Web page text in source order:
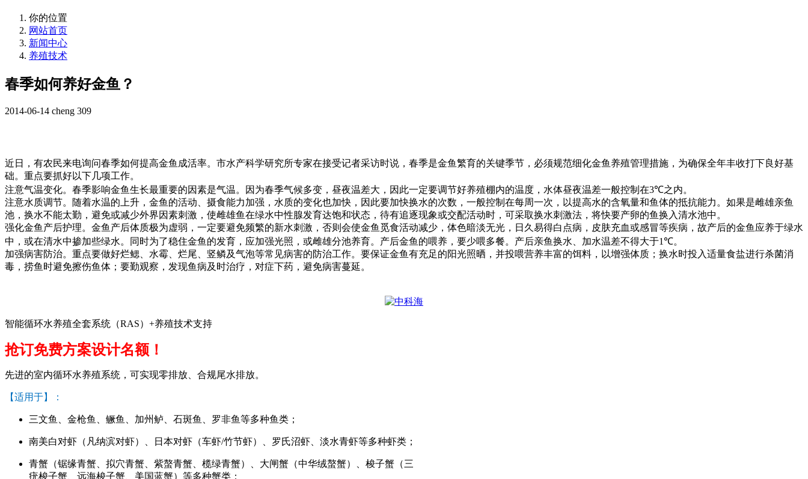
你的位置
网站首页
新闻中心
养殖技术
春季如何养好金鱼？
2014-06-14 cheng 309
近日，有农民来电询问春季如何提高金鱼成活率。市水产科学研究所专家在接受记者采访时说，春季是金鱼繁育的关键季节，必须规范细化金鱼养殖管理措施，为确保全年丰收打下良好基
础。重点要抓好以下几项工作。
注意气温变化。春季影响金鱼生长最重要的因素是气温。因为春季气候多变，昼夜温差大，因此一定要调节好养殖棚内的温度，水体昼夜温差一般控制在3℃之内。
注意水质调节。随着水温的上升，金鱼的活动、摄食能力加强，水质的变化也加快，因此要加快换水的次数，一般控制在每周一次，以提高水的含氧量和鱼体的抵抗能力。如果是雌雄亲鱼
池，换水不能太勤，避免或减少外界因素刺激，使雌雄鱼在绿水中性腺发育达饱和状态，待有追逐现象或交配活动时，可采取换水刺激法，将快要产卵的鱼换入清水池中。
强化金鱼产后护理。金鱼产后体质极为虚弱，一定要避免频繁的新水刺激，否则会使金鱼觅食活动减少，体色暗淡无光，日久易得白点病，皮肤充血或感冒等疾病，故产后的金鱼应养于绿水
中，或在清水中掺加些绿水。同时为了稳住金鱼的发育，应加强光照，或雌雄分池养育。产后金鱼的喂养，要少喂多餐。产后亲鱼换水、加水温差不得大于1℃。
加强病害防治。重点要做好烂鳃、水霉、烂尾、竖鳞及气泡等常见病害的防治工作。要保证金鱼有充足的阳光照晒，并投喂营养丰富的饵料，以增强体质；换水时投入适量食盐进行杀菌消
毒，捞鱼时避免擦伤鱼体；要勤观察，发现鱼病及时治疗，对症下药，避免病害蔓延。
智能循环水养殖全套系统（RAS）+养殖技术支持
抢订免费方案设计名额！
先进的室内循环水养殖系统，可实现零排放、合规尾水排放。
【适用于】：
三文鱼、金枪鱼、鳜鱼、加州鲈、石斑鱼、罗非鱼等多种鱼类；
南美白对虾（凡纳滨对虾）、日本对虾（车虾/竹节虾）、罗氏沼虾、淡水青虾等多种虾类；
青蟹（锯缘青蟹、拟穴青蟹、紫螯青蟹、榄绿青蟹）、大闸蟹（中华绒螯蟹）、梭子蟹（三
疣梭子蟹、远海梭子蟹、美国蓝蟹）等多种蟹类；